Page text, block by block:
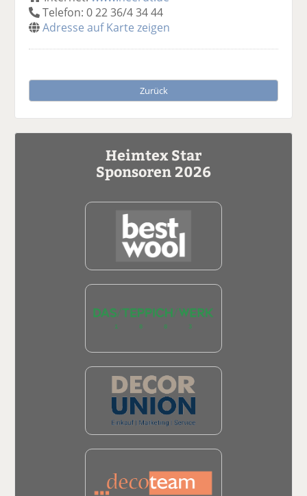
Telefon: 0 22 36/4 34 44
Adresse auf Karte zeigen
Zurück
Heimtex Star
Sponsoren 2026